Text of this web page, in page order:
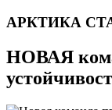
АРКТИКА
НОВАЯ